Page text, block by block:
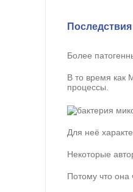
Более
В то время как
процессы.
Для неё
Некоторые
Потому что она